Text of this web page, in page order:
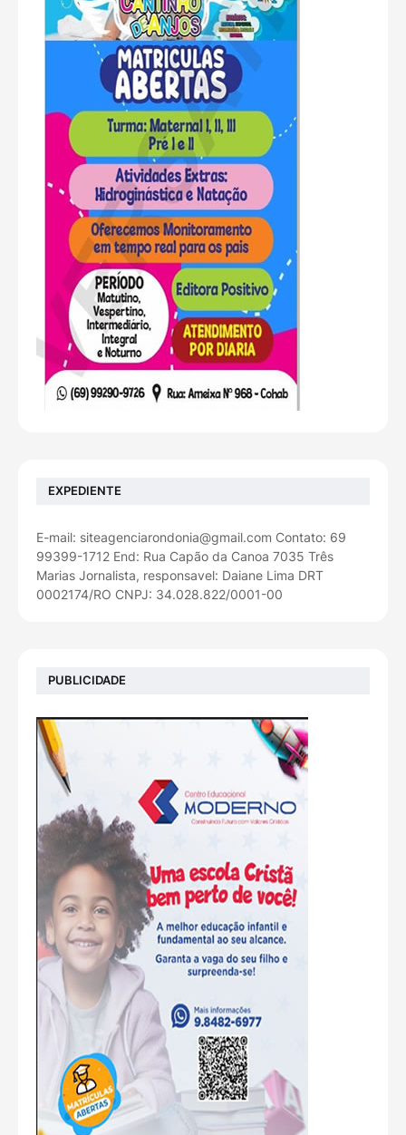
EXPEDIENTE
E-mail: siteagenciarondonia@gmail.com Contato: 69
99399-1712 End: Rua Capão da Canoa 7035 Três
Marias Jornalista, responsavel: Daiane Lima DRT
0002174/RO CNPJ: 34.028.822/0001-00
PUBLICIDADE